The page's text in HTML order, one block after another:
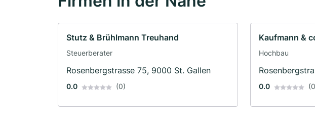
Stutz & Brühlmann Treuhand
Steuerberater
Rosenbergstrasse 75, 9000 St. Gallen
0.0 (0)
Kaufmann &
Hochbau
0.0